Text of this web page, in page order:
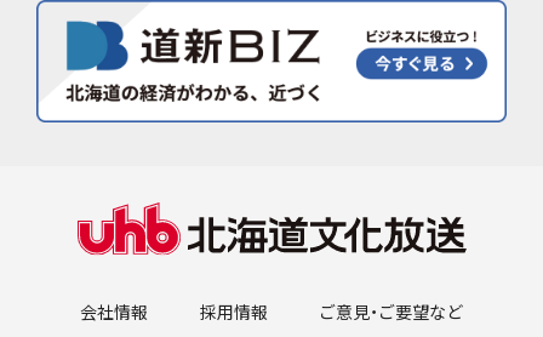
会社情報 採用情報 ご意見・ご要望など